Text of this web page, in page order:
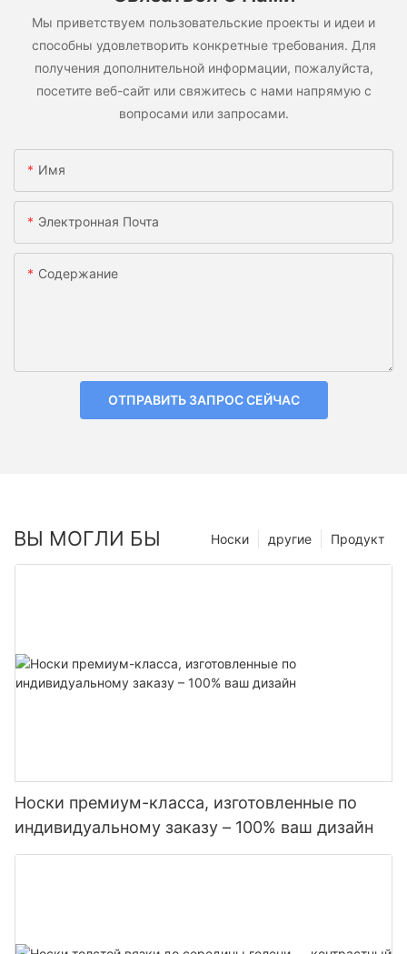
Мы приветствуем пользовательские проекты и идеи и
способны удовлетворить конкретные требования. Для
получения дополнительной информации, пожалуйста,
посетите веб-сайт или свяжитесь с нами напрямую с
вопросами или запросами.
Имя
Электронная Почта
Содержание
ОТПРАВИТЬ ЗАПРОС СЕЙЧАС
ВЫ МОГЛИ БЫ Продукт
другие
Носки
Носки премиум-класса, изготовленные по
индивидуальному заказу – 100% ваш дизайн